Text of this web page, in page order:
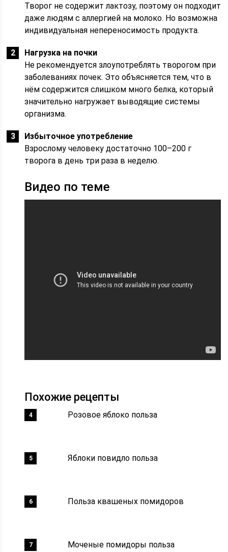
Творог не содержит лактозу, поэтому он подходит
даже людям с аллергией на молоко. Но возможна
индивидуальная непереносимость продукта.
Нагрузка на почки
Не рекомендуется злоупотреблять творогом при
заболеваниях почек. Это объясняется тем, что в
нём содержится слишком много белка, который
значительно нагружает выводящие системы
организма.
Избыточное употребление
Взрослому человеку достаточно 100–200 г
творога в день три раза в неделю.
Видео по теме
Похожие рецепты
Розовое яблоко польза
Яблоки повидло польза
Польза квашеных помидоров
Моченые помидоры польза